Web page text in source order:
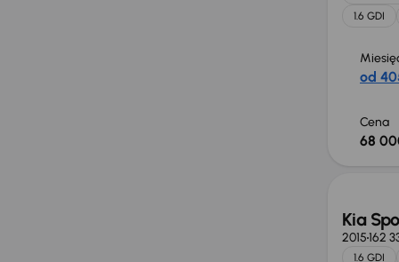
1.6 GDI
od
Cena
68
Kia
2015162
1.6 GDI